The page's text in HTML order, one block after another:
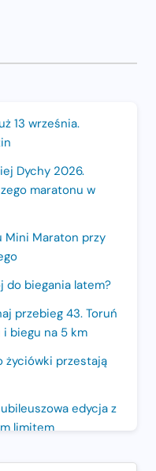
13 września.
Dychy 2026.
maratonu w
Mini Maraton przy
do biegania latem?
przebieg 43. Toruń
i biegu na 5 km
życiówki przestają
edycja z
limitem